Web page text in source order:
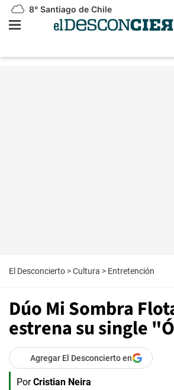
8° Santiago de Chile
El Desconcierto >Cultura > Entretención
Dúo Mi Sombra
estrena su single
Agregar El Desconcierto en
Por Cristian Neira